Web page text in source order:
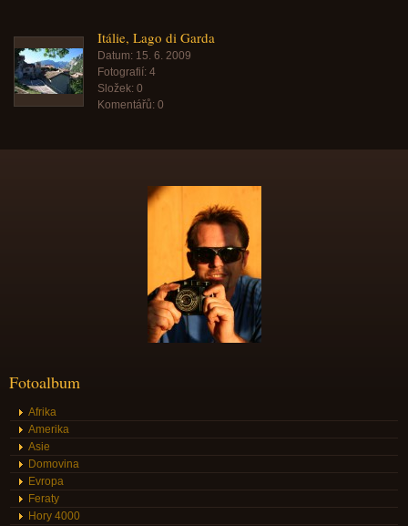
Itálie, Lago di Garda
Datum: 15. 6. 2009
Fotografií: 4
Složek: 0
Komentářů: 0
Fotoalbum
Afrika
Amerika
Asie
Domovina
Evropa
Feraty
Hory 4000